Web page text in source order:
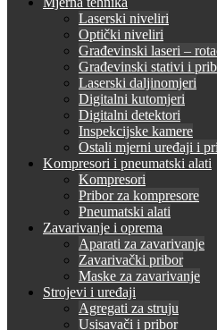
Laserski niveliri
Optički niveliri
Građevinski laseri –
Građevinski stativi i
Laserski daljinomjeri
Digitalni kutomjeri
Digitalni detektori
Inspekcijske kamere
Ostali mjerni uređaji i
Kompresori i pneumatski alati
Kompresori
Pribor za kompresore
Pneumatski alati
Zavarivanje i oprema
Aparati za zavarivanje
Zavarivački pribor
Maske za zavarivanje
Strojevi i uređaji
Agregati za struju
Usisavači i pribor